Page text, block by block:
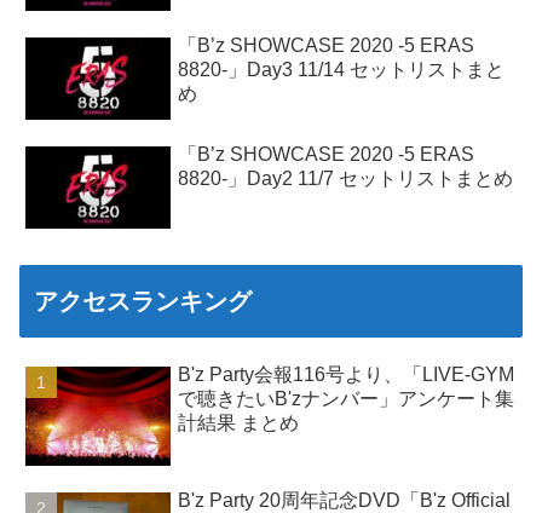
「B’z SHOWCASE 2020 -5 ERAS
8820-」Day3 11/14 セットリストまと
め
「B’z SHOWCASE 2020 -5 ERAS
8820-」Day2 11/7 セットリストまとめ
アクセスランキング
B'z Party会報116号より、「LIVE-GYM
で聴きたいB'zナンバー」アンケート集
計結果 まとめ
B'z Party 20周年記念DVD「B'z Official